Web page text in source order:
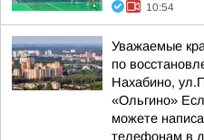
10:54
Уважаемые
по
Нахабино,
«Ольгино»
можете
телефонам в